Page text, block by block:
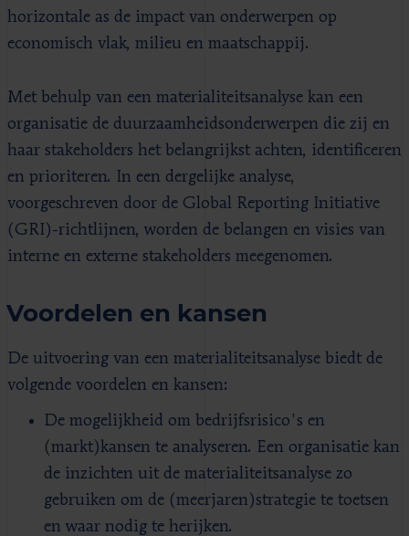
horizontale as de impact van onderwerpen op
economisch vlak, milieu en maatschappij.
Met behulp van een materialiteitsanalyse kan een
organisatie de duurzaamheidsonderwerpen die zij en
haar stakeholders het belangrijkst achten, identificeren
en prioriteren. In een dergelijke analyse,
voorgeschreven door de Global Reporting Initiative
(GRI)-richtlijnen, worden de belangen en visies van
interne en externe stakeholders meegenomen.
Voordelen en kansen
De uitvoering van een materialiteitsanalyse biedt de
volgende voordelen en kansen:
De mogelijkheid om bedrijfsrisico's en
(markt)kansen te analyseren. Een organisatie kan
de inzichten uit de materialiteitsanalyse zo
gebruiken om de (meerjaren)strategie te toetsen
en waar nodig te herijken.